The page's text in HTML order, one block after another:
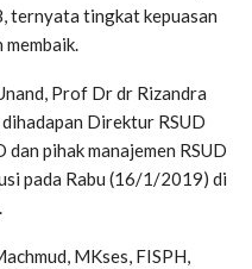
ternyata tingkat kepuasan
Prof Dr dr Rizandra
Direktur RSUD
pihak manajemen RSUD
pada Rabu (16/1/2019) di
MKses, FISPH,